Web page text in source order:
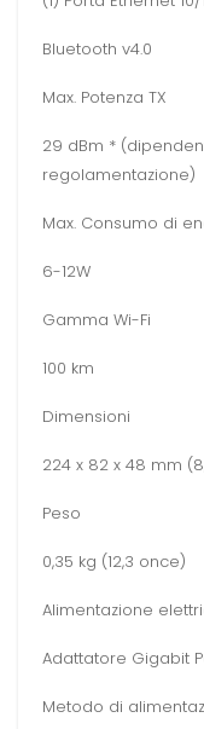
Bluetooth v4.0
Max. Potenza TX
29 dBm *
regolamentazione)
Max. Consumo di
6-12W
Gamma Wi-Fi
100 km
Dimensioni
224 x 82 x 48 mm
Peso
0,35 kg (12,3 once)
Alimentazione
Adattatore Gigabit
Metodo di